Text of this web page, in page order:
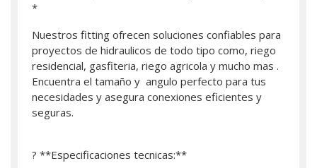
*
Nuestros fitting ofrecen soluciones confiables para
proyectos de hidraulicos de todo tipo como, riego
residencial, gasfiteria, riego agricola y mucho mas .
Encuentra el tamaño y angulo perfecto para tus
necesidades y asegura conexiones eficientes y
seguras.
? **Especificaciones tecnicas:**